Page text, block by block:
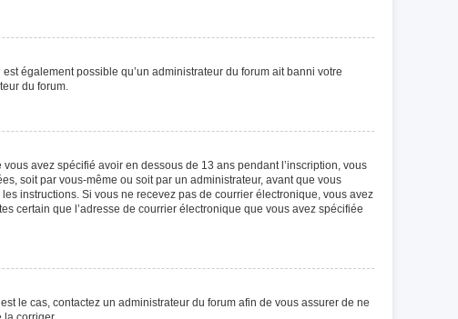
également possible qu’un administrateur du forum ait banni votre
du forum.
avez spécifié avoir en dessous de 13 ans pendant l’inscription, vous
soit par vous-même ou soit par un administrateur, avant que vous
instructions. Si vous ne recevez pas de courrier électronique, vous avez
certain que l’adresse de courrier électronique que vous avez spécifiée
le cas, contactez un administrateur du forum afin de vous assurer de ne